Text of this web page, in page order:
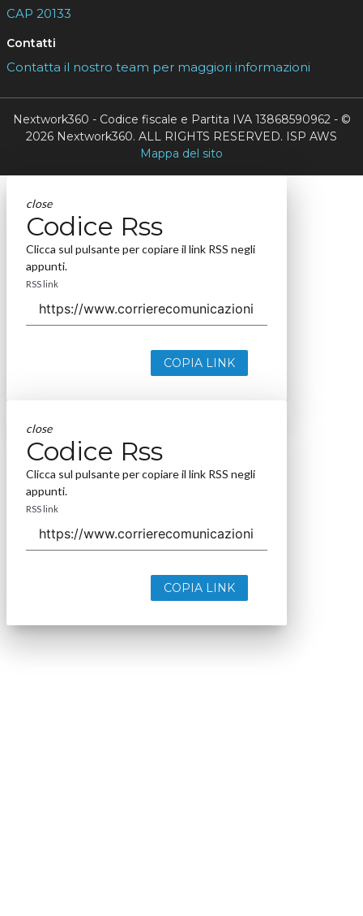
CAP 20133
Contatti
Contatta il nostro team per maggiori informazioni
Nextwork360 - Codice fiscale e Partita IVA 13868590962 - ©
2026 Nextwork360. ALL RIGHTS RESERVED. ISP AWS
Mappa del sito
close
Codice Rss
Clicca sul pulsante per copiare il link RSS negli
appunti.
RSS link
COPIA LINK
close
Codice Rss
Clicca sul pulsante per copiare il link RSS negli
appunti.
RSS link
COPIA LINK